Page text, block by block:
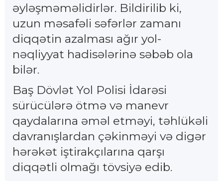
əyləşməməlidirlər. Bildirilib ki,
uzun məsafəli səfərlər zamanı
diqqətin azalması ağır yol-
nəqliyyat hadisələrinə səbəb ola
bilər.
Baş Dövlət Yol Polisi İdarəsi
sürücülərə ötmə və manevr
qaydalarına əməl etməyi, təhlükəli
davranışlardan çəkinməyi və digər
hərəkət iştirakçılarına qarşı
diqqətli olmağı tövsiyə edib.